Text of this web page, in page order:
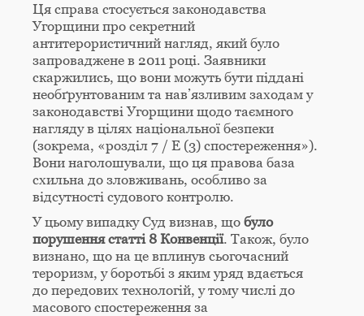
Ця справа стосується законодавства
Угорщини про секретний
антитерористичний нагляд, який було
запроваджене в 2011 році. Заявники
скаржились, що вони можуть бути піддані
необґрунтованим та нав’язливим заходам у
законодавстві Угорщини щодо таємного
нагляду в цілях національної безпеки
(зокрема, «розділ 7 / E (3) спостереження»).
Вони наголошували, що ця правова база
схильна до зловживань, особливо за
відсутності судового контролю.
У цьому випадку Суд визнав, що було
порушення статті 8 Конвенції. Також, було
визнано, що на це вплинув сьогочасний
тероризм, у боротьбі з яким уряд вдається
до передових технологій, у тому числі до
масового спостереження за